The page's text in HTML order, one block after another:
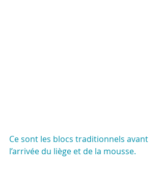
Ce sont les blocs traditionnels avant
l’arrivée du liège et de la mousse.